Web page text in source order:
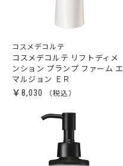
コスメデコルテ
コスメデコルテ リフトディメ
ンション プランプ ファーム エ
マルジョン ＥＲ
￥8,030